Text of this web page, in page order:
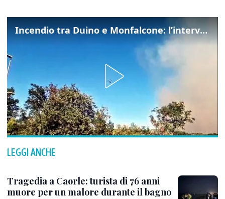
Incendio tra Duino e Monfalcone: l’intervento dei vigili del fuoco
LEGGI ANCHE
Tragedia a Caorle: turista di 76 anni
muore per un malore durante il bagno